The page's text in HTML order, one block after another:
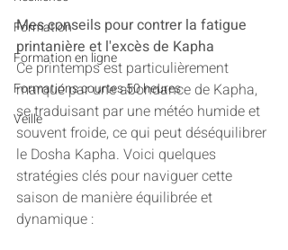
Formation
Formation en ligne
Formations courtes 50 heures
Veille
Mes conseils pour contrer la fatigue
printanière et l'excès de Kapha
Ce printemps est particulièrement
marqué par une abondance de Kapha,
se traduisant par une météo humide et
souvent froide, ce qui peut déséquilibrer
le Dosha Kapha. Voici quelques
stratégies clés pour naviguer cette
saison de manière équilibrée et
dynamique :